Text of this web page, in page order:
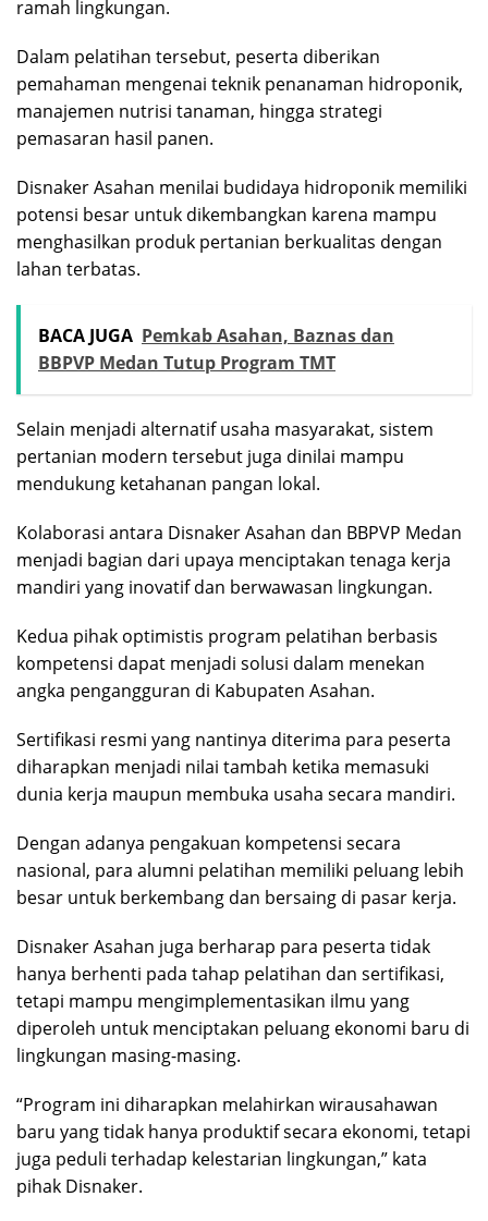
ramah lingkungan.
Dalam pelatihan tersebut, peserta diberikan
pemahaman mengenai teknik penanaman hidroponik,
manajemen nutrisi tanaman, hingga strategi
pemasaran hasil panen.
Disnaker Asahan menilai budidaya hidroponik memiliki
potensi besar untuk dikembangkan karena mampu
menghasilkan produk pertanian berkualitas dengan
lahan terbatas.
BACA JUGA Pemkab Asahan, Baznas dan
BBPVP Medan Tutup Program TMT
Selain menjadi alternatif usaha masyarakat, sistem
pertanian modern tersebut juga dinilai mampu
mendukung ketahanan pangan lokal.
Kolaborasi antara Disnaker Asahan dan BBPVP Medan
menjadi bagian dari upaya menciptakan tenaga kerja
mandiri yang inovatif dan berwawasan lingkungan.
Kedua pihak optimistis program pelatihan berbasis
kompetensi dapat menjadi solusi dalam menekan
angka pengangguran di Kabupaten Asahan.
Sertifikasi resmi yang nantinya diterima para peserta
diharapkan menjadi nilai tambah ketika memasuki
dunia kerja maupun membuka usaha secara mandiri.
Dengan adanya pengakuan kompetensi secara
nasional, para alumni pelatihan memiliki peluang lebih
besar untuk berkembang dan bersaing di pasar kerja.
Disnaker Asahan juga berharap para peserta tidak
hanya berhenti pada tahap pelatihan dan sertifikasi,
tetapi mampu mengimplementasikan ilmu yang
diperoleh untuk menciptakan peluang ekonomi baru di
lingkungan masing-masing.
“Program ini diharapkan melahirkan wirausahawan
baru yang tidak hanya produktif secara ekonomi, tetapi
juga peduli terhadap kelestarian lingkungan,” kata
pihak Disnaker.